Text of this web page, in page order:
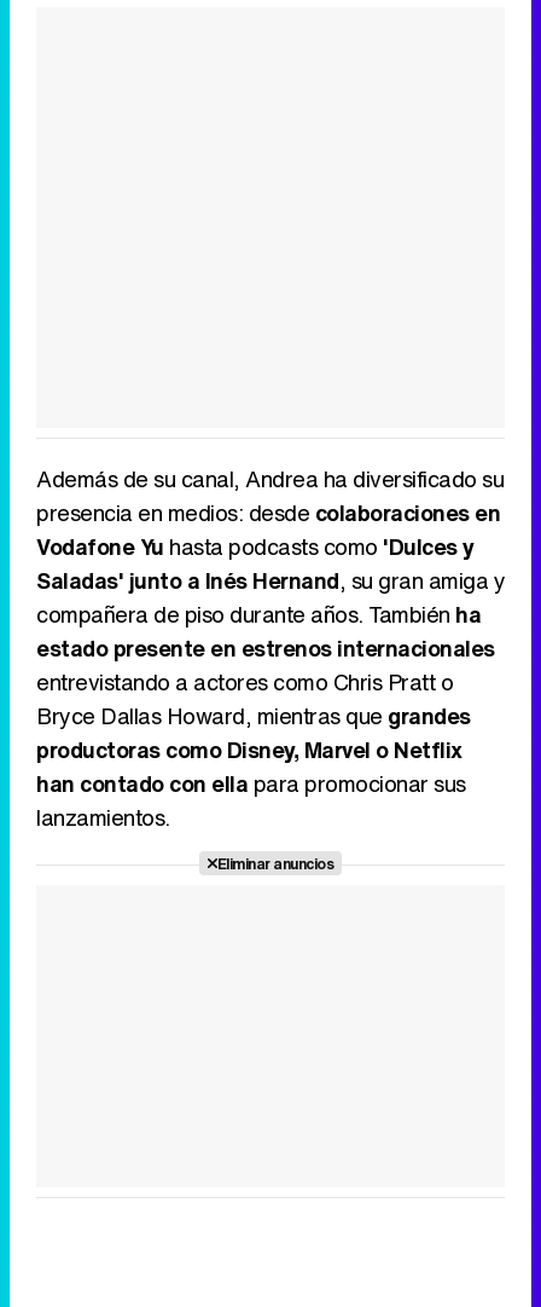
Además de su canal, Andrea ha diversificado su
presencia en medios: desde colaboraciones en
Vodafone Yu hasta podcasts como 'Dulces y
Saladas' junto a Inés Hernand, su gran amiga y
compañera de piso durante años. También ha
estado presente en estrenos internacionales
entrevistando a actores como Chris Pratt o
Bryce Dallas Howard, mientras que grandes
productoras como Disney, Marvel o Netflix
han contado con ella para promocionar sus
lanzamientos.
Eliminar anuncios